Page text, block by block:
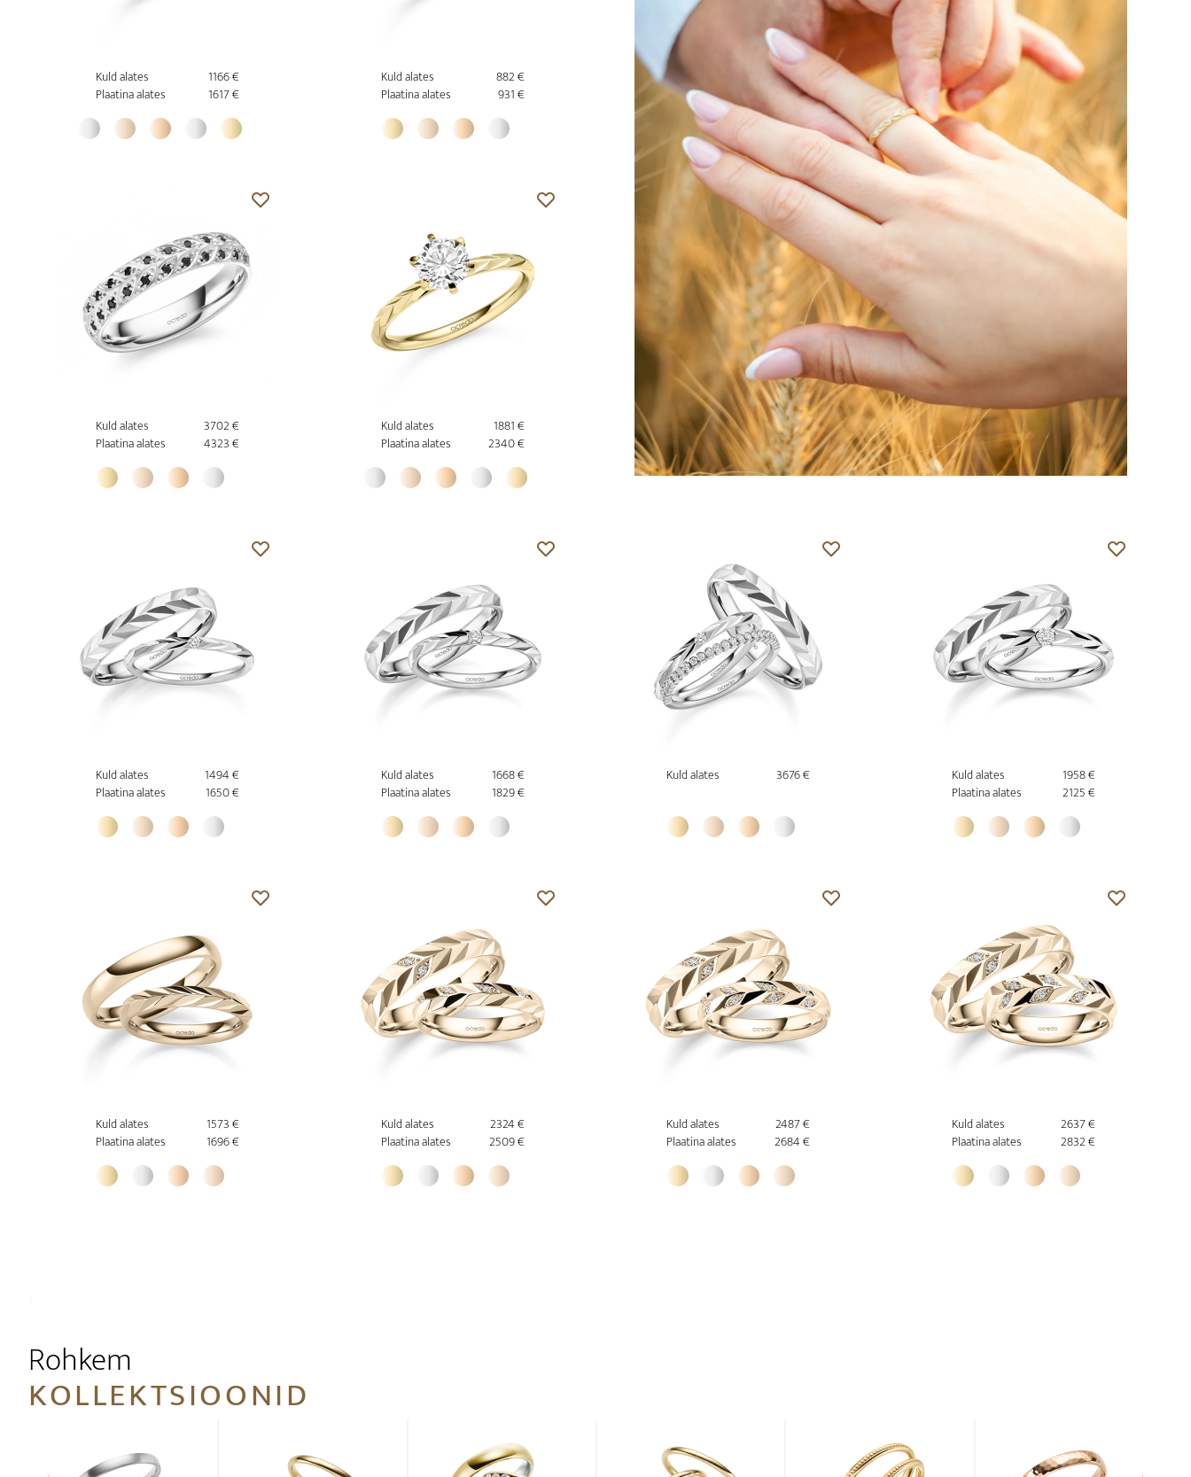
Kuld alates
1166 €
Plaatina alates
1617 €
Kuld alates
882 €
Plaatina alates
931 €
Kuld alates
3702 €
Plaatina alates
4323 €
Kuld alates
1881 €
Plaatina alates
2340 €
Kuld alates
1494 €
Plaatina alates
1650 €
Kuld alates
1668 €
Plaatina alates
1829 €
Kuld alates 3676 € Kuld alates
1958 €
Plaatina alates
2125 €
Kuld alates
1573 €
Plaatina alates
1696 €
Kuld alates
2324 €
Plaatina alates
2509 €
Kuld alates
2487 €
Plaatina alates
2684 €
Kuld alates
2637 €
Plaatina alates
2832 €
Rohkem
KOLLEKTSIOONID